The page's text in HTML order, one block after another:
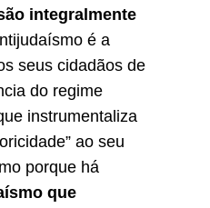
integralmente
é a
seus cidadãos de
do regime
instrumentaliza
ao seu
porque há
que